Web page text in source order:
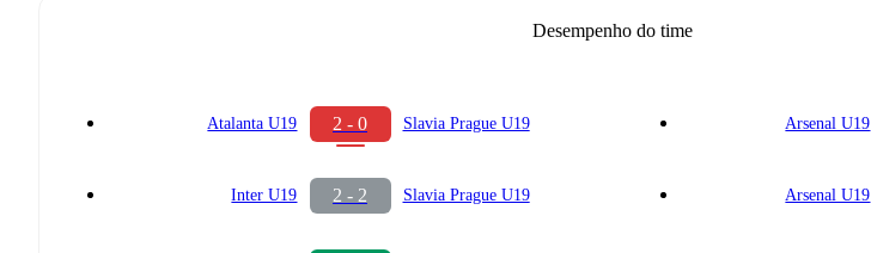
Desempenho do time
Atalanta U19 2 - 0 Slavia Prague U19
Inter U19 2 - 2 Slavia Prague U19
Arsenal U19
Arsenal U19